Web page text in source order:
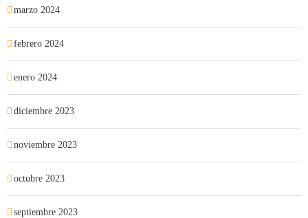
marzo 2024
febrero 2024
enero 2024
diciembre 2023
noviembre 2023
octubre 2023
septiembre 2023